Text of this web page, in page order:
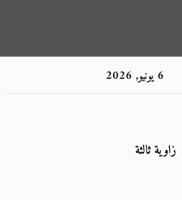
6 يونيو, 2026
زاوية ثالثة